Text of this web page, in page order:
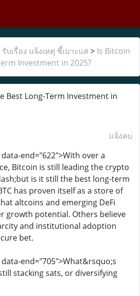
บเรื่อง แจ้งเหตุ ชี้เบาะแส > Is Bitcoin
Investment in 2025?
Best Long-Term Investment in
แจ้งลบ
end="622">With over a
Bitcoin is still leading the crypto
is it still the best long-term
has proven itself as a store of
altcoins and emerging DeFi
growth potential. Others believe
and institutional adoption
bet.
end="705">What&rsquo;s
stacking sats, or diversifying